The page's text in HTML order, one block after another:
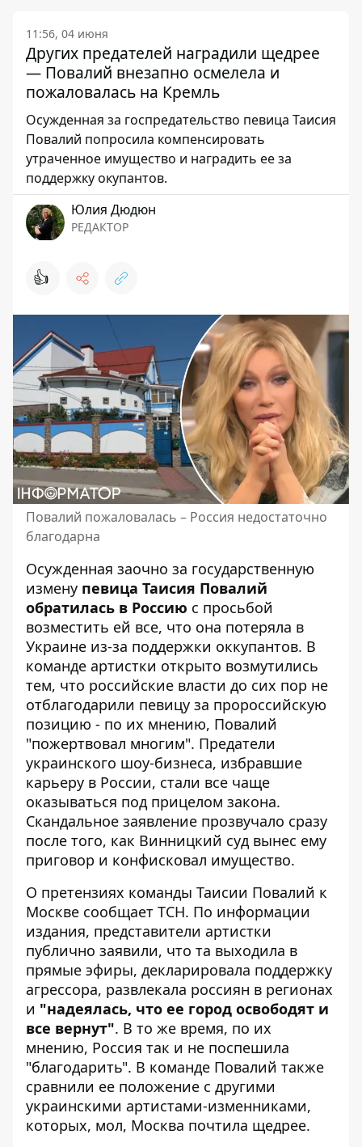
11:56, 04 июня
Других предателей наградили щедрее
— Повалий внезапно осмелела и
пожаловалась на Кремль
Осужденная за госпредательство певица Таисия
Повалий попросила компенсировать
утраченное имущество и наградить ее за
поддержку окупантов.
Юлия Дюдюн
РЕДАКТОР
👍
Повалий пожаловалась – Россия недостаточно
благодарна
Осужденная заочно за государственную
измену певица Таисия Повалий
обратилась в Россию с просьбой
возместить ей все, что она потеряла в
Украине из-за поддержки оккупантов. В
команде артистки открыто возмутились
тем, что российские власти до сих пор не
отблагодарили певицу за пророссийскую
позицию - по их мнению, Повалий
"пожертвовал многим". Предатели
украинского шоу-бизнеса, избравшие
карьеру в России, стали все чаще
оказываться под прицелом закона.
Скандальное заявление прозвучало сразу
после того, как Винницкий суд вынес ему
приговор и конфисковал имущество.
О претензиях команды Таисии Повалий к
Москве сообщает ТСН. По информации
издания, представители артистки
публично заявили, что та выходила в
прямые эфиры, декларировала поддержку
агрессора, развлекала россиян в регионах
и "надеялась, что ее город освободят и
все вернут". В то же время, по их
мнению, Россия так и не поспешила
"благодарить". В команде Повалий также
сравнили ее положение с другими
украинскими артистами-изменниками,
которых, мол, Москва почтила щедрее.